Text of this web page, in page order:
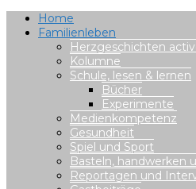
Home
Familienleben
Herzgeschichten
Kolumne
Schule, lesen & lernen
Bücher
Experimente
Medienkompetenz
Gesundheit
Spiel und Sport
Basteln, handwerken
Reportagen und